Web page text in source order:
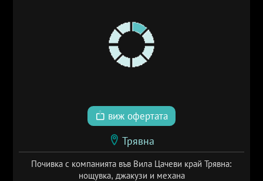
виж офертата
Трявна
Почивка с компанията във Вила Цачеви край Трявна:
нощувка, джакузи и механа